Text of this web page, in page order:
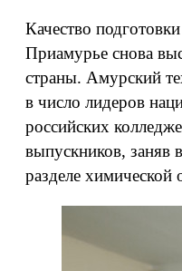
Качество
Приамурье снова
страны. Амурский
в число лидеров
российских
выпускников, заняв
разделе химической